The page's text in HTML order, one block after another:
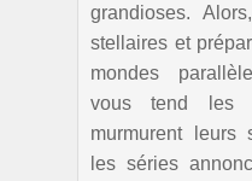
grandioses.
stellaires et
mondes
vous tend les
murmurent leurs
les séries